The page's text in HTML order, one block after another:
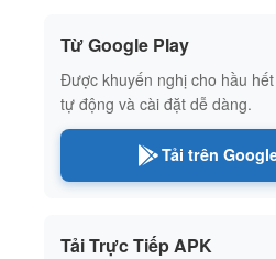
Từ Google Play
Được khuyến nghị cho hầu
tự động và cài đặt dễ dàng.
Tải trên
Tải Trực Tiếp APK